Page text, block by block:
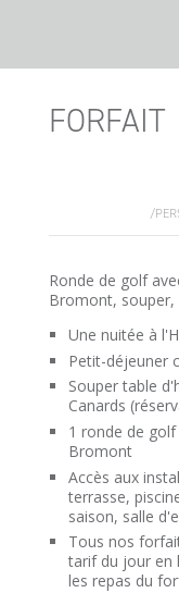
FORFAIT
/
Ronde de golf
Bromont,
Une nuitée à
Petit-déjeuner
Souper table
Canards
1 ronde de
Bromont
Accès aux
terrasse,
saison, salle
Tous nos
tarif du jour en
les repas du